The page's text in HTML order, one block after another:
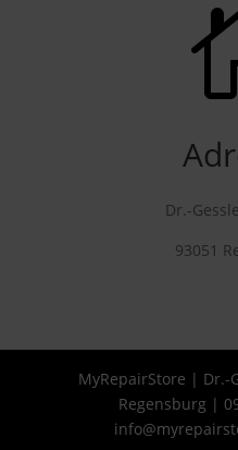
Dr.-
93051
MyRepairStore | Dr.-
Regensburg |